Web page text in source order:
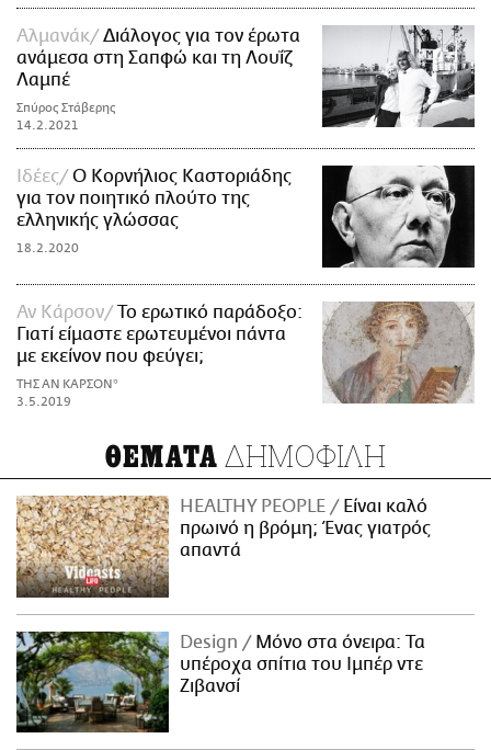
Αλμανάκ
Διάλογος για τον έρωτα
ανάμεσα στη Σαπφώ και τη Λουΐζ
Λαμπέ
Σπύρος Στάβερης
14.2.2021
Ιδέες
Ο Κορνήλιος Καστοριάδης
για τον ποιητικό πλούτο της
ελληνικής γλώσσας
18.2.2020
Αν Κάρσον
Το ερωτικό παράδοξο:
Γιατί είμαστε ερωτευμένοι πάντα
με εκείνον που φεύγει;
ΤΗΣ ΑΝ ΚΑΡΣΟΝ*
3.5.2019
ΘΕΜΑΤΑ ΔΗΜΟΦΙΛΗ
HEALTHY PEOPLE
Είναι καλό
πρωινό η βρόμη; Ένας γιατρός
απαντά
Design
Μόνο στα όνειρα: Τα
υπέροχα σπίτια του Ιμπέρ ντε
Ζιβανσί